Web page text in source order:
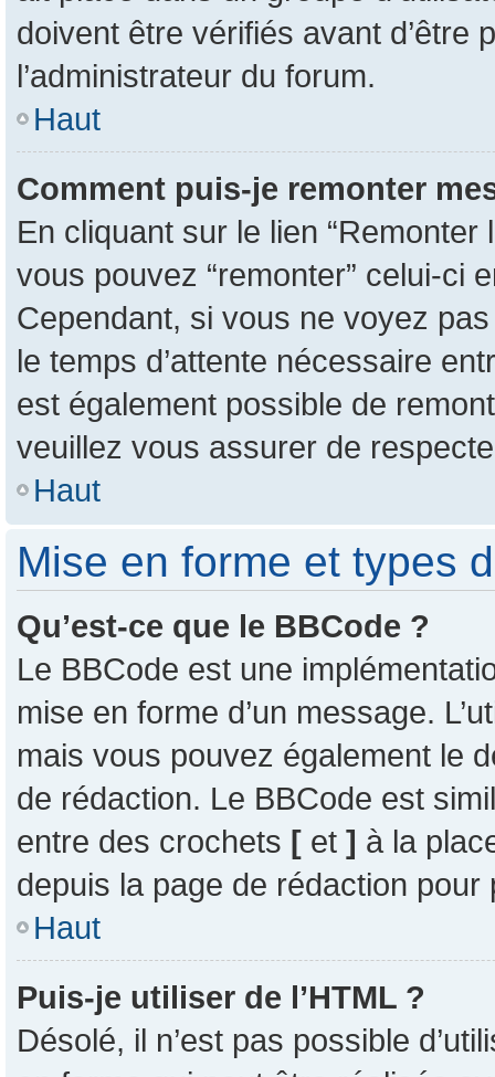
doivent être vérifiés avant d’être
l’administrateur du forum.
Haut
Comment puis-je remonter
En cliquant sur le lien
vous pouvez “remonter” celui-ci
Cependant, si vous ne voyez
le temps d’attente nécessaire
est également possible de
veuillez vous assurer de
Haut
Mise en forme et types
Qu’est-ce que le BBCode ?
Le BBCode est une
mise en forme d’un message.
mais vous pouvez également le
de rédaction. Le BBCode est
entre des crochets [ et ] à la
depuis la page de rédaction pour
Haut
Puis-je utiliser de l’HTML ?
Désolé, il n’est pas possible